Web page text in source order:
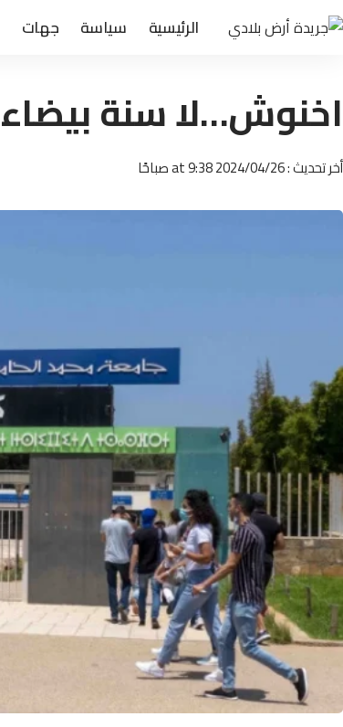
الرئيسية سياسة جهات
اخنوش…لا سنة
أخر تحديث : 2024/04/26 at 9:38 صباحًا